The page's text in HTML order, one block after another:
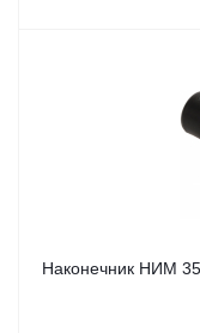
Наконечник НИМ